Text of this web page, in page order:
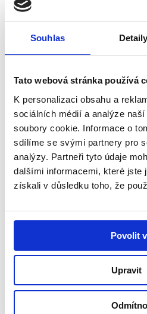
Souhlas Detaily
Tato webová stránka používá
K personalizaci obsahu a
sociálních médií a analýze
soubory cookie. Informace o
sdílíme se svými partnery pro
analýzy. Partneři tyto údaje
dalšími informacemi, které jste
získali v důsledku toho, že
Povolit
Upravit
Novinky v portfoliu
AdBlue® ZeroPCF
Služby
Nový přírůstek naší
Nové ingredience
Stepanquat Soleil:
Nové ingredience
Lathanol LAL:
moderní
oplachové
Rozhovor s HR manažerkou
AdBlue® ZeroPCF nově v
Nový přírůstek naší flotily